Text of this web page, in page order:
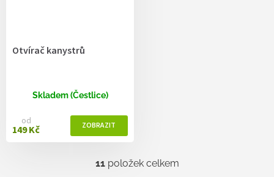
Otvírač kanystrů
Skladem (Čestlice)
od
149 Kč
O
11položek celkem